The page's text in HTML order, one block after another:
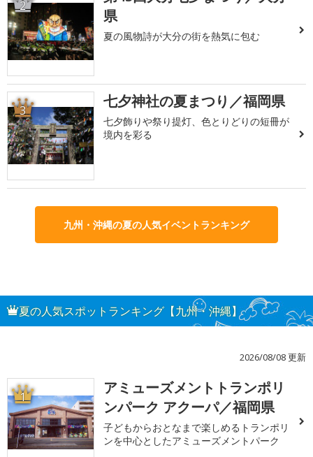
2
県
夏の風物詩が大分の街を熱気に包む
3 七夕神社の夏まつり／福岡県
七夕飾りや祭り提灯、色とりどりの短冊が
境内を彩る
九州・沖縄の夏の人気イベントランキング
夏の人気スポットランキング【九州・沖縄】
2026/08/08 更新
1
アミューズメントトランポリ
ンパーク アクーパ／福岡県
子どもからおとなまで楽しめるトランポリ
ンを中心としたアミューズメントパーク